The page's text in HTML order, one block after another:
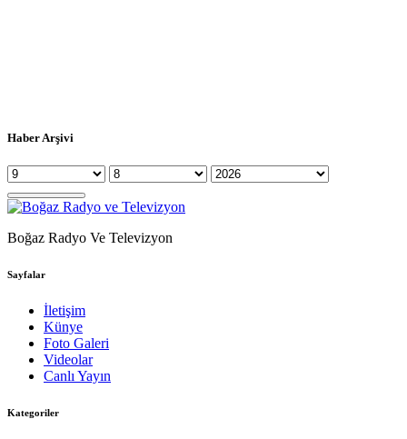
Haber Arşivi
Boğaz Radyo Ve Televizyon
Sayfalar
İletişim
Künye
Foto Galeri
Videolar
Canlı Yayın
Kategoriler